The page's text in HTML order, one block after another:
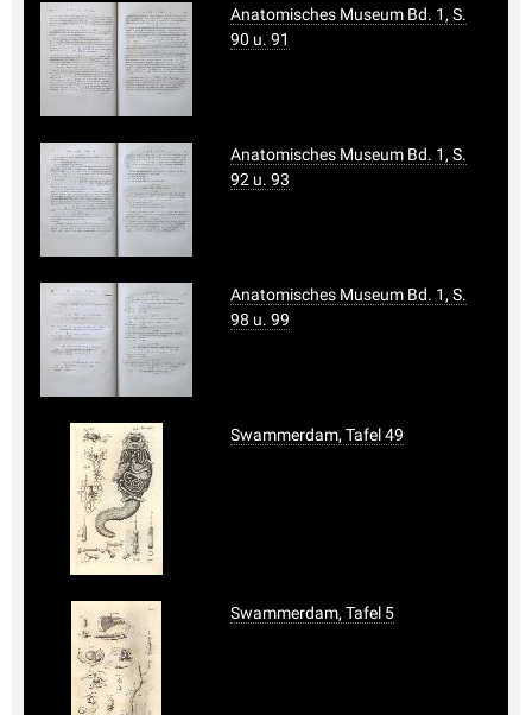
Anatomisches Museum Bd. 1, S.
90 u. 91
Anatomisches Museum Bd. 1, S.
92 u. 93
Anatomisches Museum Bd. 1, S.
98 u. 99
Swammerdam, Tafel 49
Swammerdam, Tafel 5